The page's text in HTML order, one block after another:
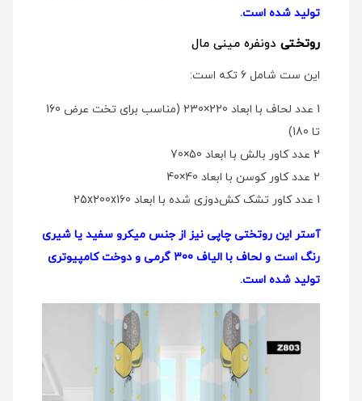
تولید شده است.
روتختی دو‌نفره مینی مال
این ست شامل 6 تکه است:
1 عدد لحاف با ابعاد 220×230 (مناسب برای تخت عرض 160
تا 180)
2 عدد کاور بالش با ابعاد 50×70
2 عدد کاور کوسن با ابعاد 40×40
1 عدد کاور تشک کش‌دوزی شده با ابعاد 25x200x160
آستر این روتختی چاپی نیز از جنس میکرو سفید یا شیری
رنگ است و لحاف با الیاف 300 گرمی و دوخت کامپیوتری
تولید شده است.